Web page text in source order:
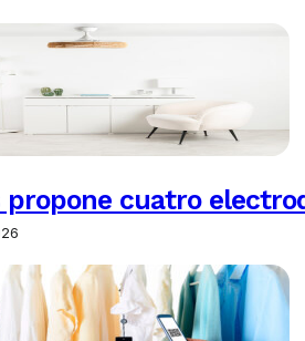
propone cuatro